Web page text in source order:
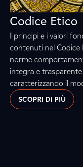
Codice Etico
I principi e i valori
contenuti nel Codice
norme
integra e
caratterizzando il
SCOPRI DI PIÙ